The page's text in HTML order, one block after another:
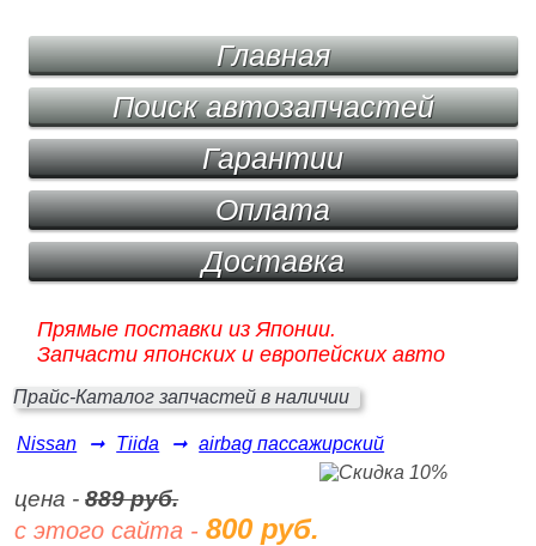
Главная
Поиск автозапчастей
Гарантии
Оплата
Доставка
Прямые поставки из Японии.
Запчасти японских и европейских авто
Прайс-Каталог запчастей в наличии
Nissan ➞ Tiida ➞ airbag пассажирский
цена -889 руб.
с этого сайта -800 руб.